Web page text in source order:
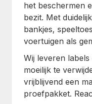
het beschermen
bezit. Met
bankjes,
voertuigen als
Wij leveren
moeilijk te
vrijblijvend een
proefpakket.